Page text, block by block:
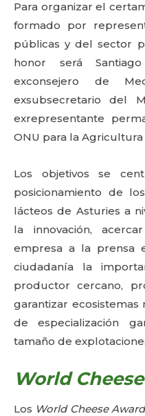
Para organizar el
formado por
públicas y del sector
honor será
exconsejero de
exsubsecretario del
exrepresentante
ONU para la Agricultura
Los objetivos se
posicionamiento de
lácteos de Asturies a
la innovación,
empresa a la prensa
ciudadanía la
productor cercano,
garantizar
de especialización
tamaño de
World
Los World Cheese